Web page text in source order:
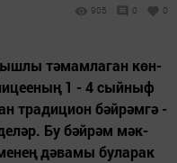
905 0 0
тә­мам­ла­ган көн­
1 - 4 сый­ныф
тра­ди­ци­он бәй­рәм­гә -
Бу бәй­рәм мәк­
дә­ва­мы бу­ла­рак